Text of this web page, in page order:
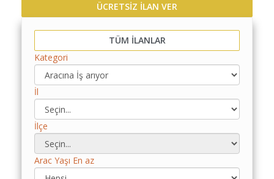
Yol
Maliyet
Yemek
Maliyet
Hesaplama
Kredili
Maliyet
Hesaplama
ÜCRETSİZ İLAN VER
TÜM İLANLAR
Kategori
İl
İlçe
Arac Yaşı En az